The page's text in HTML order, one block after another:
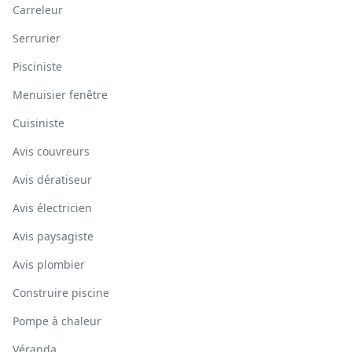
Carreleur
Serrurier
Pisciniste
Menuisier fenêtre
Cuisiniste
Avis couvreurs
Avis dératiseur
Avis électricien
Avis paysagiste
Avis plombier
Construire piscine
Pompe à chaleur